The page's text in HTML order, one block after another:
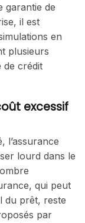
garantie de
il est
en
plusieurs
de crédit
excessif
l’assurance
lourd dans le
qui peut
du prêt, reste
par